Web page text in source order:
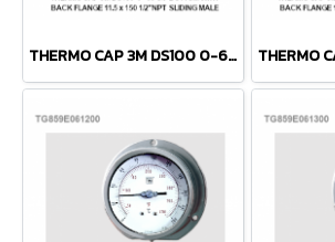
THERMO CAP 3M DS100 0-60 C/F BOTTOM WITH BACK FLANGED 11.5x150 1/2" NPT SLIDING MALE